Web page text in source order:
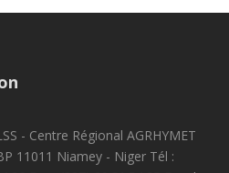
- Centre Régional AGRHYMET
11011 Niamey - Niger Tél :